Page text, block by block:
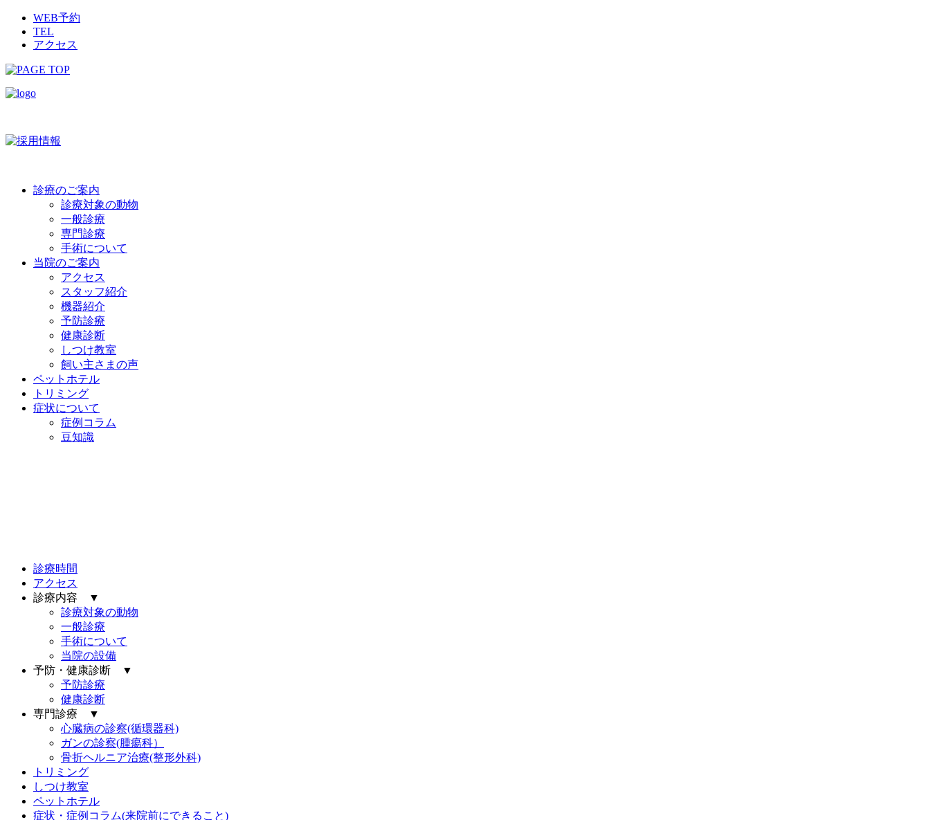
WEB予約
TEL
アクセス
診療のご案内
診療対象の動物
一般診療
専門診療
手術について
当院のご案内
アクセス
スタッフ紹介
機器紹介
予防診療
健康診断
しつけ教室
飼い主さまの声
ペットホテル
トリミング
症状について
症例コラム
豆知識
診療時間
アクセス
診療内容 ▼
診療対象の動物
一般診療
手術について
当院の設備
予防・健康診断 ▼
予防診療
健康診断
専門診療 ▼
心臓病の診察(循環器科)
ガンの診察(腫瘍科）
骨折ヘルニア治療(整形外科)
トリミング
しつけ教室
ペットホテル
症状・症例コラム(来院前にできること)